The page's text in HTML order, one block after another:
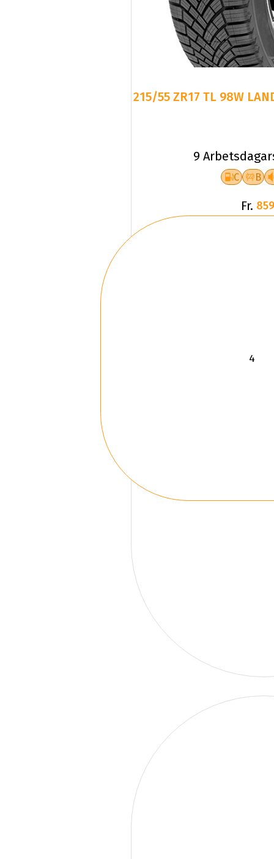
215/55 ZR17 TL 98W
9
C B
Fr.